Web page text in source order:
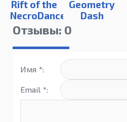
Rift of the
NecroDancer
Geometry
Dash
Отзывы: 0
Имя *:
Email *: